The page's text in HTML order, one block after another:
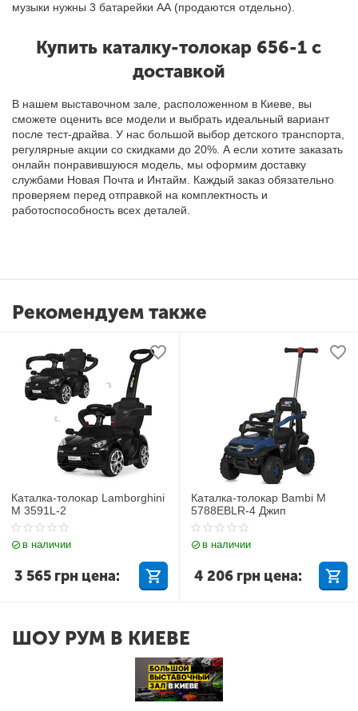
музыки нужны 3 батарейки АА (продаются отдельно).
Купить каталку-толокар 656-1 с
доставкой
В нашем выставочном зале, расположенном в Киеве, вы
сможете оценить все модели и выбрать идеальный вариант
после тест-драйва. У нас большой выбор детского транспорта,
регулярные акции со скидками до 20%. А если хотите заказать
онлайн понравившуюся модель, мыоформим доставку
службами Новая Почта и Интайм. Каждый заказ обязательно
проверяем перед отправкой на комплектность и
работоспособность всех деталей.
Рекомендуем также
Каталка-толокар Lamborghini
M 3591L-2
в наличии
3 565 грн цена:
Каталка-толокар Bambi M
5788EBLR-4 Джип
в наличии
4 206 грн цена:
ШОУ РУМ В КИЕВЕ